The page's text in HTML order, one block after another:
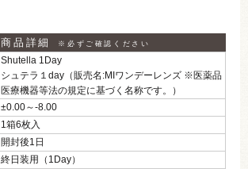
商品詳細 ※必ずご確認ください
Shutella 1Day
シュテラ１day（販売名:MIワンデーレンズ ※医薬品
医療機器等法の規定に基づく名称です。）
±0.00～‐8.00
1箱6枚入
開封後1日
終日装用（1Day）